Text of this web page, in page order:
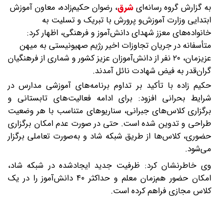
به گزارش گروه رسانه‌ایشرق، رضوان حکیم‌زاده، معاون آموزش
ابتدایی وزارت آموزش‌و پرورش با تبریک و تسلیت به
خانواده‌های معزز شهدای دانش‌آموز و فرهنگی، اظهار کرد:
متأسفانه در جریان تجاوزات اخیر رژیم صهیونیستی به میهن
عزیزمان، ۲۰ نفر از دانش‌آموزان عزیز کشور و شماری از فرهنگیان
گران‌قدر به فیض شهادت نائل آمدند.
حکیم زاده با تأکید بر تداوم برنامه‌های آموزشی مدارس در
شرایط بحرانی افزود: برای ادامه فعالیت‌های تابستانی و
برگزاری کلاس‌های جبرانی، سناریوهای متناسب با هر وضعیت
طراحی و تدوین شده است. حتی در صورت عدم امکان برگزاری
حضوری، کلاس‌ها از طریق شبکه شاد و به‌صورت تعاملی برگزار
می‌شود.
وی خاطرنشان کرد: ظرفیت جدید ایجادشده در شبکه شاد،
امکان حضور هم‌زمان معلم و حداکثر ۴۰ دانش‌آموز را در یک
کلاس مجازی فراهم کرده است.